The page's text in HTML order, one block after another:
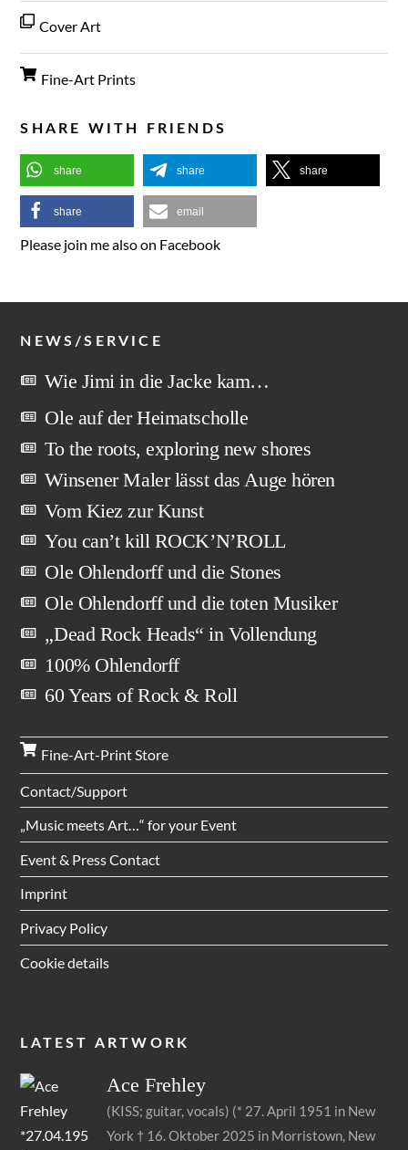
Cover Art
Fine-Art Prints
SHARE WITH FRIENDS
share share share
share email
Please join me also on Facebook
NEWS/SERVICE
Wie Jimi in die Jacke kam…
Ole auf der Heimatscholle
To the roots, exploring new shores
Winsener Maler lässt das Auge hören
Vom Kiez zur Kunst
You can’t kill ROCK’N’ROLL
Ole Ohlendorff und die Stones
Ole Ohlendorff und die toten Musiker
„Dead Rock Heads“ in Vollendung
100% Ohlendorff
60 Years of Rock & Roll
Fine-Art-Print Store
Contact/Support
„Music meets Art…“ for your Event
Event & Press Contact
Imprint
Privacy Policy
Cookie details
LATEST ARTWORK
AceFrehley
(KISS; guitar, vocals) (* 27. April 1951 in New
York † 16. Oktober 2025 in Morristown, New